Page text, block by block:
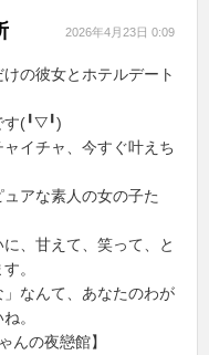
2026年4月23日 0:09
けの彼女とホテルデート
す(╹▽╹)
イチャ、今すぐ叶えち
アな素人の女の子た
、甘えて、笑って、と
。
」なんて、あなたのわが
。
んの夜戀館】